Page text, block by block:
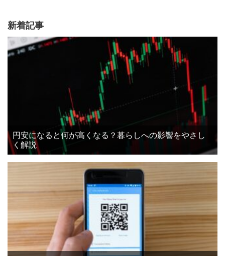
新着記事
円安になると何が高くなる？暮らしへの影響をやさし
く解説